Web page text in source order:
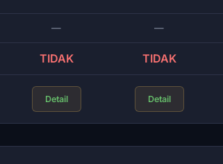
— —
TIDAK TIDAK
Detail Detail